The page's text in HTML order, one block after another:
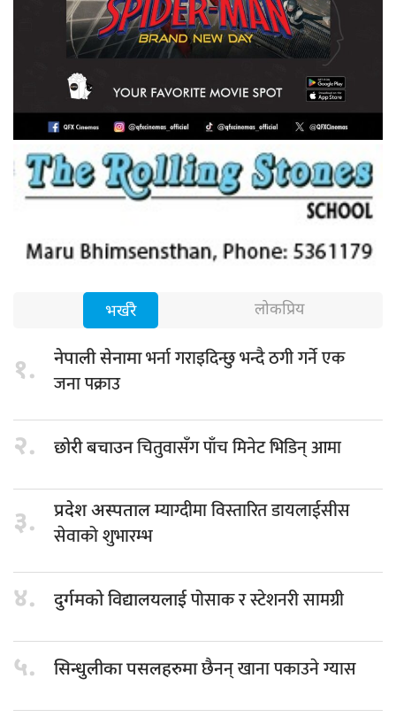
भर्खरै लोकप्रिय
१. नेपाली सेनामाभर्ना गराइदिन्छु भन्दै ठगी गर्ने एक
जना पक्राउ
२. छोरी बचाउनचितुवासँग पाँच मिनेट भिडिन् आमा
३. प्रदेश अस्पतालम्याग्दीमा विस्तारित डायलाईसीस
सेवाको शुभारम्भ
४. दुर्गमको विद्यालयलाईपोसाक र स्टेशनरी सामग्री
५. सिन्धुलीका पसलहरुमाछैनन् खाना पकाउने ग्यास